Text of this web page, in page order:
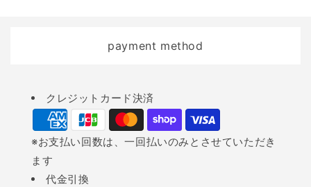
のか？ どの時間帯にどん
の動きが把握できれば、
罠の設置や対策を講じる
ヒントが得られます。 と
くに初心者や獣害対策の
経験が浅いハンターは、
た野生動物と出会うこと
ら獲物を追う狩猟は、オ
ンラインのゲームにはな
payment method
methods
クレジットカード決済
※お支払い回数は、一回払いのみとさせていただき
ます
代金引換